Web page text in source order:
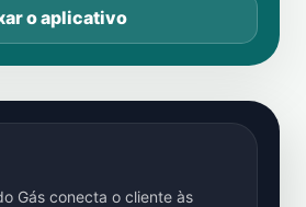
o aplicativo
Gás conecta o cliente às